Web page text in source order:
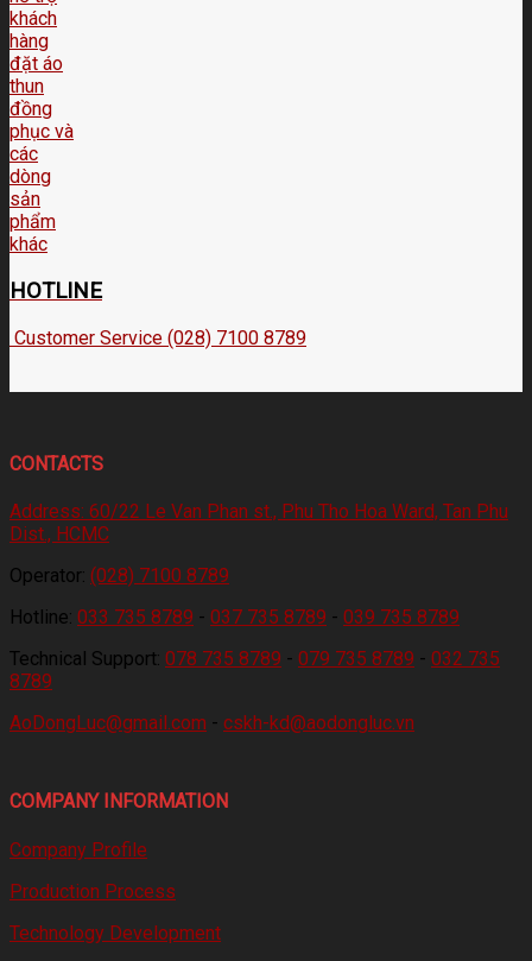
HOTLINE
Customer Service (028) 7100 8789
CONTACTS
Address: 60/22 Le Van Phan st., Phu Tho Hoa Ward, Tan Phu
Dist., HCMC
Operator: (028) 7100 8789
Hotline: 033 735 8789 - 037 735 8789 - 039 735 8789
Technical Support: 078 735 8789 - 079 735 8789 - 032 735
8789
AoDongLuc@gmail.com - cskh-kd@aodongluc.vn
COMPANY INFORMATION
Company Profile
Production Process
Technology Development